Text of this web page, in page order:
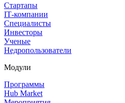
Стартапы
IT‑компании
Специалисты
Инвесторы
Ученые
Недропользователи
Модули
Программы
Hub Market